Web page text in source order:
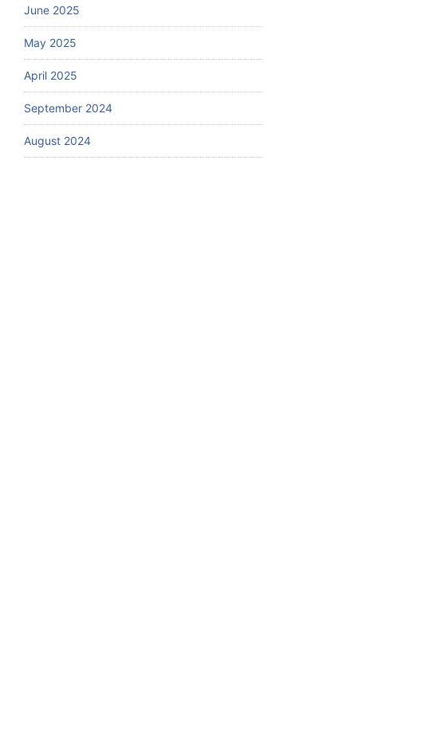
June 2025
May 2025
April 2025
September 2024
August 2024